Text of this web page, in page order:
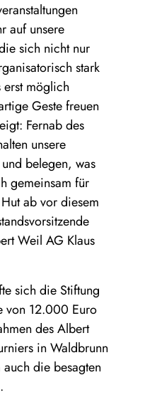
auf unsere
sich nicht nur
stark
möglich
Geste freuen
Fernab des
unsere
belegen, was
gemeinsam für
ab vor diesem
Weil AG Klaus
sich die Stiftung
von 12.000 Euro
des Albert
in Waldbrunn
die besagten